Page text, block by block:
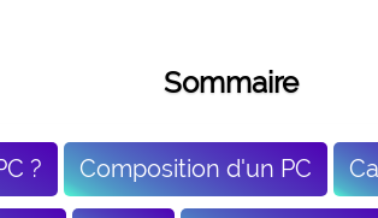
Sommaire
? Composition d'un PC